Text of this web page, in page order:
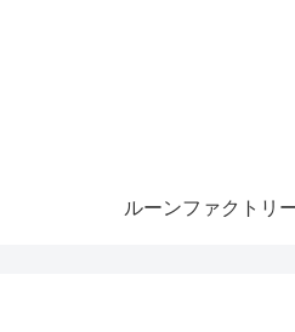
ルーンファクトリ